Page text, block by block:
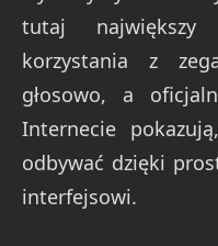
tutaj
korzystania z
głosowo, a
Internecie
odbywać dzięki
interfejsowi.